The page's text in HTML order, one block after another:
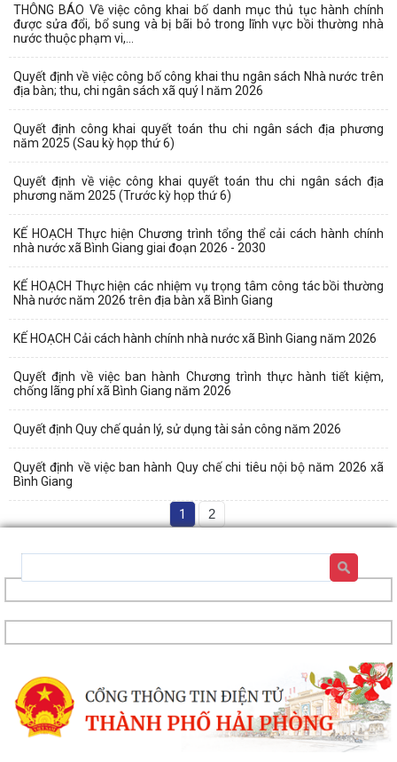
THÔNG BÁO Về việc công khai bố danh mục thủ tục hành chính
được sửa đổi, bổ sung và bị bãi bỏ trong lĩnh vực bồi thường nhà
nước thuộc phạm vi,...
Quyết định về việc công bố công khai thu ngân sách Nhà nước trên
địa bàn; thu, chi ngân sách xã quý I năm 2026
Quyết định công khai quyết toán thu chi ngân sách địa phương
năm 2025 (Sau kỳ họp thứ 6)
Quyết định về việc công khai quyết toán thu chi ngân sách địa
phương năm 2025 (Trước kỳ họp thứ 6)
KẾ HOẠCH Thực hiện Chương trình tổng thể cải cách hành chính
nhà nước xã Bình Giang giai đoạn 2026 - 2030
KẾ HOẠCH Thực hiện các nhiệm vụ trọng tâm công tác bồi thường
Nhà nước năm 2026 trên địa bàn xã Bình Giang
KẾ HOẠCH Cải cách hành chính nhà nước xã Bình Giang năm 2026
Quyết định về việc ban hành Chương trình thực hành tiết kiệm,
chống lãng phí xã Bình Giang năm 2026
Quyết định Quy chế quản lý, sử dụng tài sản công năm 2026
Quyết định về việc ban hành Quy chế chi tiêu nội bộ năm 2026 xã
Bình Giang
1 2